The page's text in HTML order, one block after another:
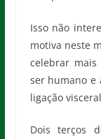
Isso não
motiva neste
celebrar
ser humano e
ligação
Dois terços